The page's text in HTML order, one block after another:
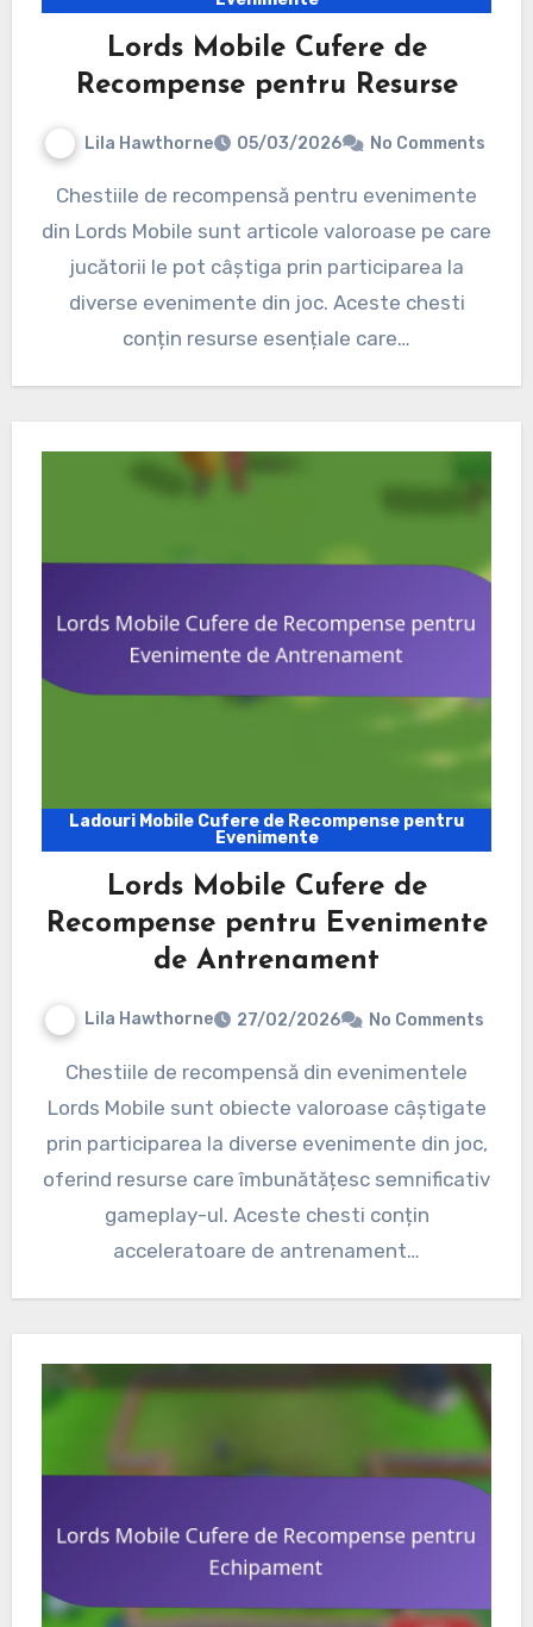
Lords Mobile Cufere de
Recompense pentru Resurse
Lila Hawthorne 05/03/2026 No Comments
Chestiile de recompensă pentru evenimente
din Lords Mobile sunt articole valoroase pe care
jucătorii le pot câștiga prin participarea la
diverse evenimente din joc. Aceste chesti
conțin resurse esențiale care…
Ladouri Mobile Cufere de Recompense pentru
Evenimente
Lords Mobile Cufere de
Recompense pentru Evenimente
de Antrenament
Lila Hawthorne 27/02/2026 No Comments
Chestiile de recompensă din evenimentele
Lords Mobile sunt obiecte valoroase câștigate
prin participarea la diverse evenimente din joc,
oferind resurse care îmbunătățesc semnificativ
gameplay-ul. Aceste chesti conțin
acceleratoare de antrenament…